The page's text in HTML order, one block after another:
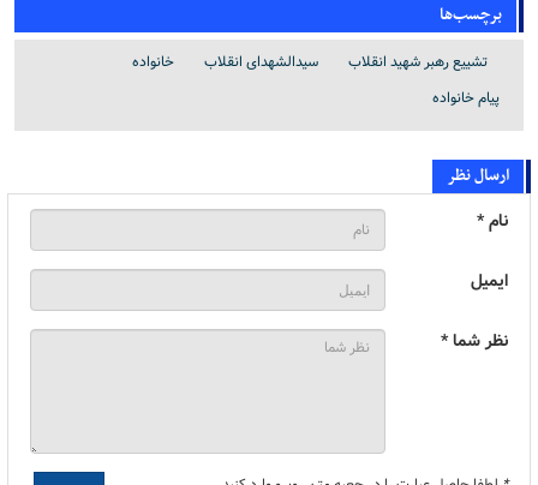
برچسب‌ها
تشییع رهبر شهید انقلاب سیدالشهدای انقلاب
خانواده
پیام خانواده
ارسال نظر
نام *
ایمیل
نظر شما *